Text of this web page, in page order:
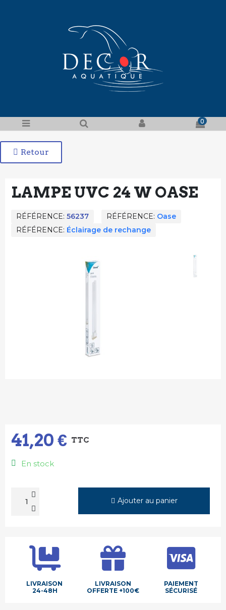
0
Retour
LAMPE UVC 24 W OASE
RÉFÉRENCE 56237 RÉFÉRENCE Oase
RÉFÉRENCE Éclairage de rechange
41,20 € TTC
En stock
Ajouter au panier
LIVRAISON
24-48H
LIVRAISON
OFFERTE +100€
PAIEMENT
SÉCURISÉ